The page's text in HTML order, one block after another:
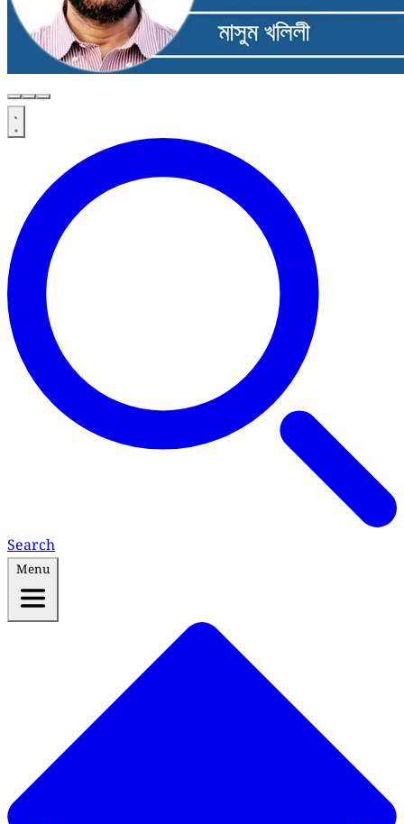
Search
Menu